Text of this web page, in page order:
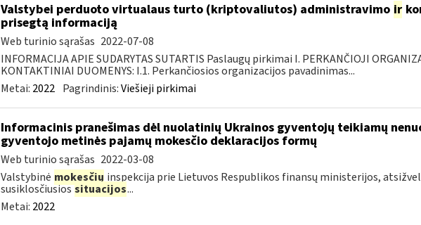
Valstybei perduoto virtualaus turto (kriptovaliutos) administravimo ir
prisegtą informaciją
Web turinio sąrašas 2022-07-08
INFORMACIJA APIE SUDARYTAS SUTARTIS Paslaugų pirkimai I. PERKANČIOJI
KONTAKTINIAI DUOMENYS: I.1. Perkančiosios organizacijos pavadinimas...
Metai: 2022 Pagrindinis:Viešieji pirkimai
Informacinis pranešimas dėl nuolatinių Ukrainos gyventojų teikiamų
gyventojo metinės pajamų mokesčio deklaracijos formų
Web turinio sąrašas 2022-03-08
Valstybinė mokesčių inspekcija prie Lietuvos Respublikos finansų ministerijos,
susiklosčiusiossituacijos...
Metai: 2022